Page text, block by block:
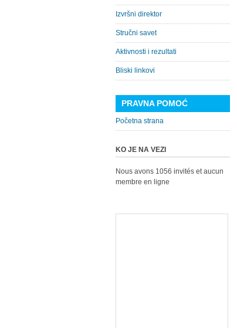
Izvršni direktor
Stručni savet
Aktivnosti i rezultati
Bliski linkovi
PRAVNA POMOĆ
Početna strana
KO JE NA VEZI
Nous avons 1056 invités et aucun
membre en ligne